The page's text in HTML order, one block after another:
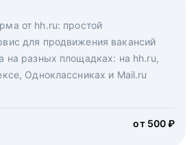
от hh.ru: простой
для продвижения вакансий
на разных площадках: на hh.ru,
Одноклассниках и Mail.ru
от 500 ₽
вакансий на главной странице
откликов
ключ. Решите, сколько
вам нужно, и за дело возьмутся
и проектные менеджеры
digital-инструментов